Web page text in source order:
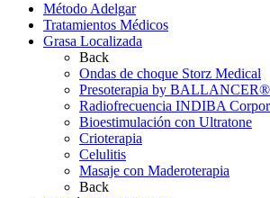
Método Adelgar
Tratamientos Médicos
Grasa Localizada
Back
Ondas de choque Storz Medical
Presoterapia by
Radiofrecuencia INDIBA
Bioestimulación con Ultratone
Crioterapia
Celulitis
Masaje con Maderoterapia
Back